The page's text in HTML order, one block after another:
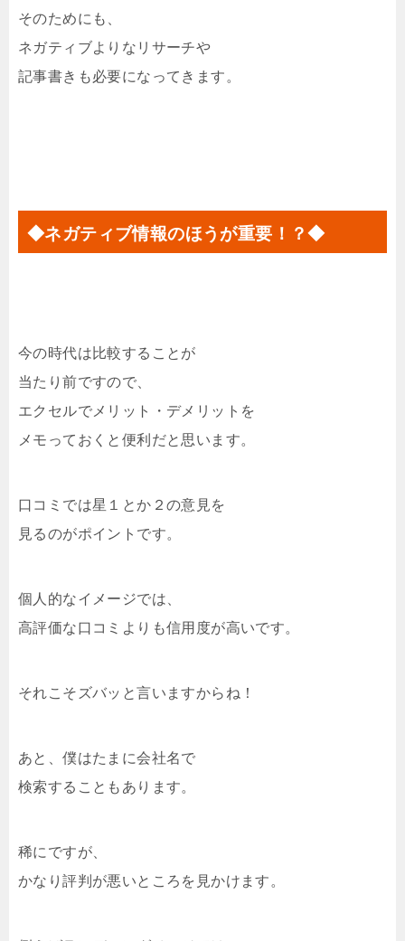
そのためにも、
ネガティブよりなリサーチや
記事書きも必要になってきます。
◆ネガティブ情報のほうが重要！？◆
今の時代は比較することが
当たり前ですので、
エクセルでメリット・デメリットを
メモっておくと便利だと思います。
口コミでは星１とか２の意見を
見るのがポイントです。
個人的なイメージでは、
高評価な口コミよりも信用度が高いです。
それこそズバッと言いますからね！
あと、僕はたまに会社名で
検索することもあります。
稀にですが、
かなり評判が悪いところを見かけます。